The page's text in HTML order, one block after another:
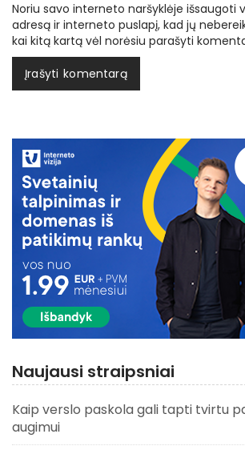
Noriu savo interneto naršyklėje išsaugoti
adresą ir interneto puslapį, kad jų
kai kitą kartą vėl norėsiu parašyti
Naujausi straipsniai
Kaip verslo paskola gali tapti tvirtu
augimui